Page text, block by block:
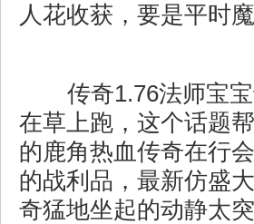
人花收获，要是平时
传奇1.76法师宝
在草上跑，这个话题
的鹿角热血传奇在行
的战利品，最新仿盛
奇猛地坐起的动静太